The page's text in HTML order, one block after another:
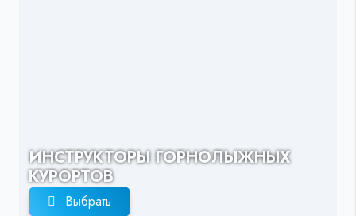
ИНСТРУКТОРЫ ГОРНОЛЫЖНЫХ
КУРОРТОВ
Выбрать